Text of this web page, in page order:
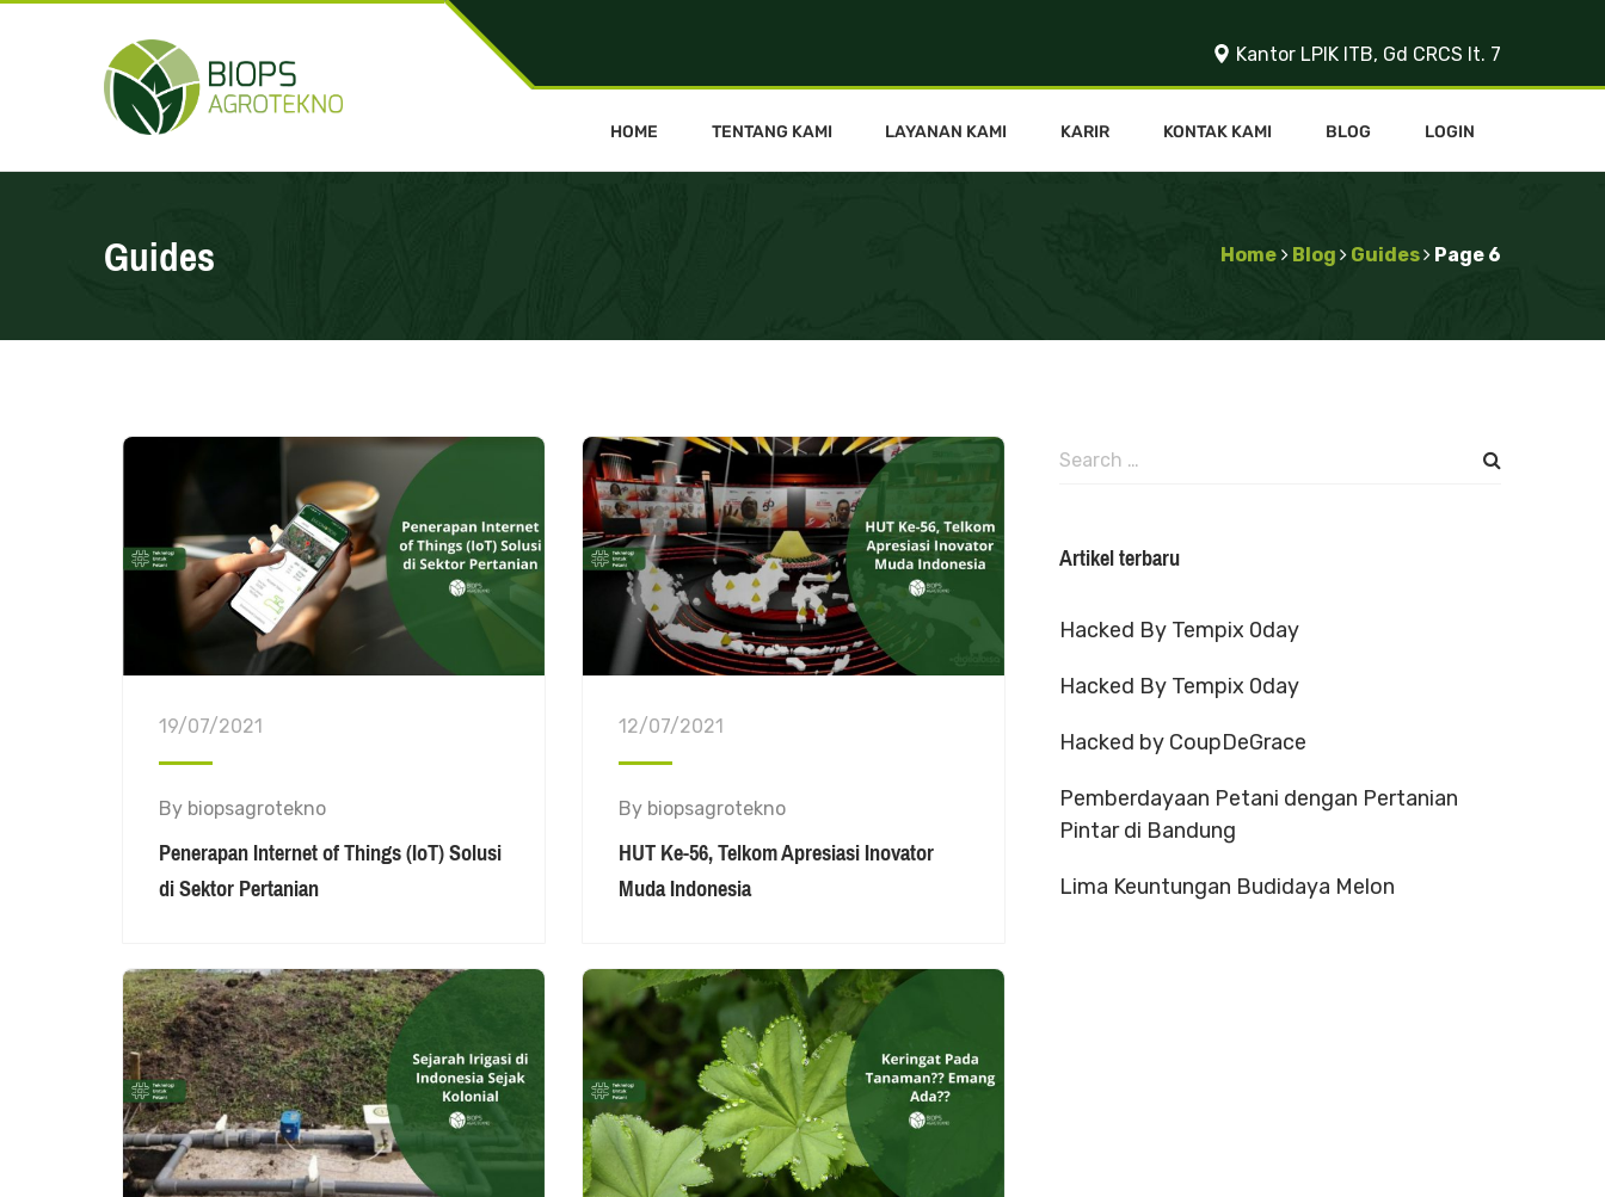
Kantor LPIK ITB, Gd CRCS lt. 7
HOME TENTANG KAMI LAYANAN KAMI KARIR KONTAK KAMI BLOG LOGIN
Guides Home Blog Guides Page 6
19/07/2021
By biopsagrotekno
Penerapan Internet of Things (IoT) Solusi
di Sektor Pertanian
12/07/2021
By biopsagrotekno
HUT Ke-56, Telkom Apresiasi Inovator
Muda Indonesia
Search
Artikel terbaru
Hacked By Tempix 0day
Hacked By Tempix 0day
Hacked by CoupDeGrace
Pemberdayaan Petani dengan Pertanian
Pintar di Bandung
Lima Keuntungan Budidaya Melon